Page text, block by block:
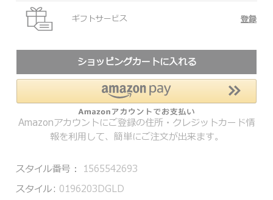
ギフトサービス 登録
ショッピングカートに入れる
Amazonアカウントにご登録の住所・クレジットカード情
報を利用して、簡単にご注文が出来ます。
スタイル番号： 1565542693
スタイル: 0196203DGLD